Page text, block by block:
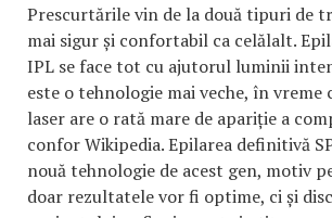
Prescurtările vin de la două tipuri de
mai sigur și confortabil ca celălalt.
IPL se face tot cu ajutorul luminii
este o tehnologie mai veche, în vreme
laser are o rată mare de apariție a
confor Wikipedia. Epilarea definitivă
nouă tehnologie de acest gen, motiv
doar rezultatele vor fi optime, ci și